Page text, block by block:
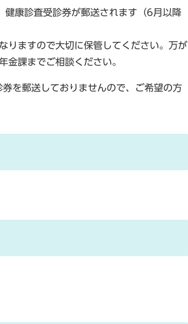
康診査受診券が郵送されます（6月以降
りますので大切に保管してください。万が
金課までご相談ください。
を郵送しておりませんので、ご希望の方